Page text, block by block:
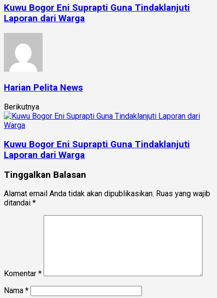
Kuwu Bogor Eni Suprapti Guna Tindaklanjuti
Laporan dari Warga
Harian Pelita News
Berikutnya
Kuwu Bogor Eni Suprapti Guna Tindaklanjuti
Laporan dari Warga
Tinggalkan Balasan
Alamat email Anda tidak akan dipublikasikan. Ruas yang wajib
ditandai *
Komentar *
Nama *